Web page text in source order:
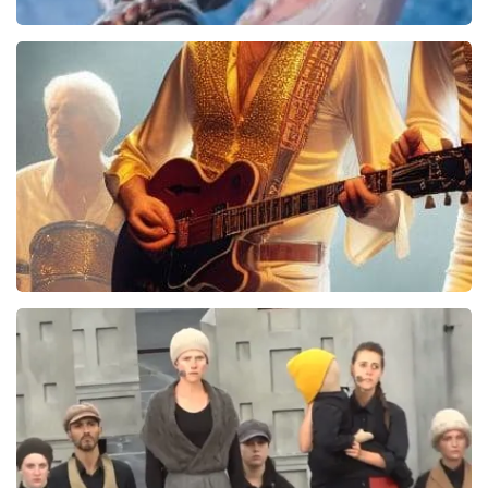
Frozen De Musical
67 reviews
BEKIJKEN
Bee Gees Forever
845+reviews
BEKIJKEN